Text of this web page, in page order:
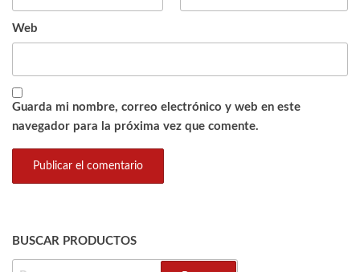
Web
Guarda mi nombre, correo electrónico y web en este
navegador para la próxima vez que comente.
BUSCAR PRODUCTOS
BUSCAR: